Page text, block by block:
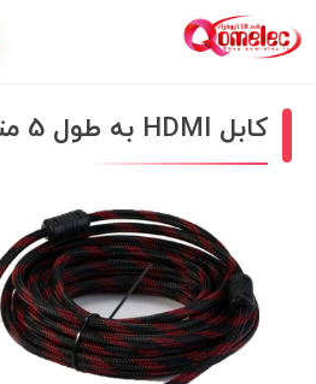
کابل HDMI به طول 5 متر